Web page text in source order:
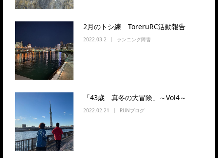
2月のトシ練 ToreruRC活動報告
2022.03.2 ランニング障害
「43歳 真冬の大冒険」～Vol4～
2022.02.21 RUNブログ